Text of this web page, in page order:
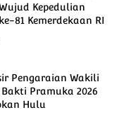
Kepedulian
81 Kemerdekaan RI
Pengaraian Wakili
Pramuka 2026
Hulu